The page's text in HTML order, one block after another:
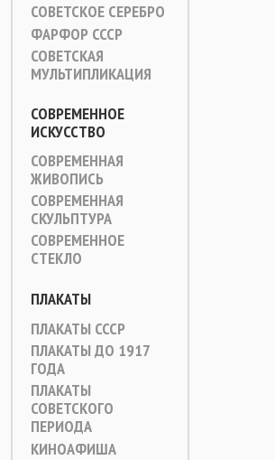
СОВЕТСКОЕ СЕРЕБРО
ФАРФОР СССР
СОВЕТСКАЯ
МУЛЬТИПЛИКАЦИЯ
СОВРЕМЕННОЕ
ИСКУССТВО
СОВРЕМЕННАЯ
ЖИВОПИСЬ
СОВРЕМЕННАЯ
СКУЛЬПТУРА
СОВРЕМЕННОЕ
СТЕКЛО
ПЛАКАТЫ
ПЛАКАТЫ СССР
ПЛАКАТЫ ДО 1917
ГОДА
ПЛАКАТЫ
СОВЕТСКОГО
ПЕРИОДА
КИНОАФИША